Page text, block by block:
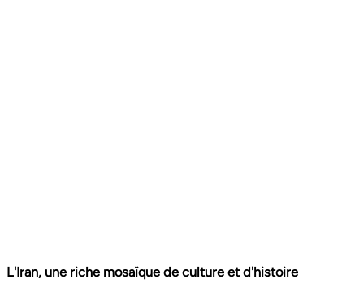
L'Iran, une riche mosaïque de culture et d'histoire